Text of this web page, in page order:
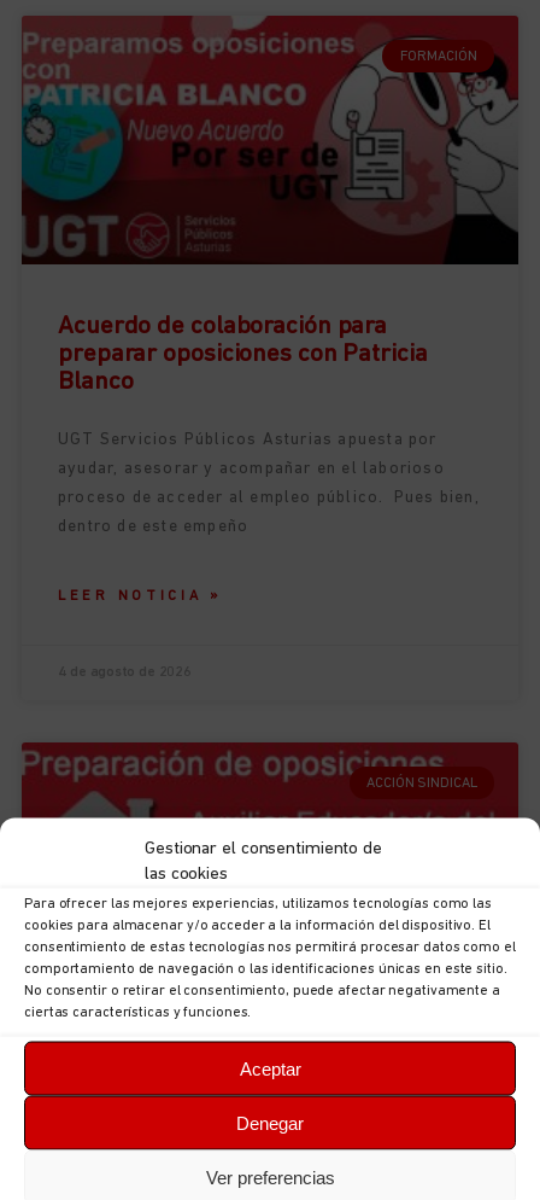
Gestionar el consentimiento de
las cookies
Para ofrecer las mejores experiencias, utilizamos tecnologías como las
cookies para almacenar y/o acceder a la información del dispositivo. El
consentimiento de estas tecnologías nos permitirá procesar datos como el
comportamiento de navegación o las identificaciones únicas en este sitio.
No consentir o retirar el consentimiento, puede afectar negativamente a
ciertas características y funciones.
Aceptar
Denegar
Ver preferencias
FORMACIÓN
Acuerdo de colaboración para
preparar oposiciones con Patricia
Blanco
UGT Servicios Públicos Asturias apuesta por
ayudar, asesorar y acompañar en el laborioso
proceso de acceder al empleo público. Pues bien,
dentro de este empeño
LEER NOTICIA »
ACCIÓN SINDICAL
de Auxiliar Educador/a del Principado
UGT Servicios Públicos Asturias te ofrece la